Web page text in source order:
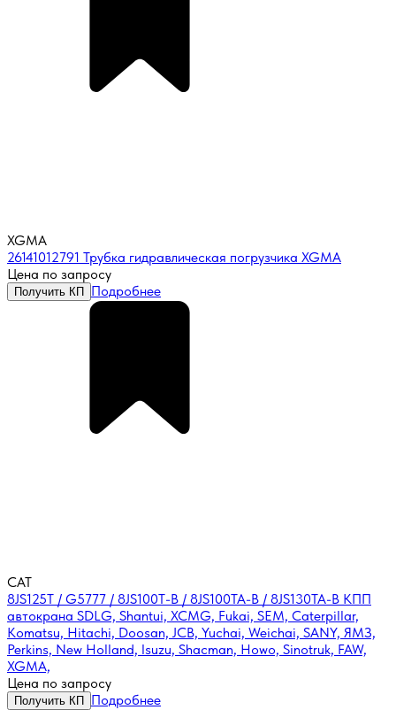
XGMA
26141012791 Трубка гидравлическая погрузчика XGMA
Цена по запросу
Получить КП Подробнее
CAT
8JS125T / G5777 / 8JS100T-B / 8JS100TA-B / 8JS130TA-B КПП
автокрана SDLG, Shantui, XCMG, Fukai, SEM, Caterpillar,
Komatsu, Hitachi, Doosan, JCB, Yuchai, Weichai, SANY, ЯМЗ,
Perkins, New Holland, Isuzu, Shacman, Howo, Sinotruk, FAW,
XGMA,
Цена по запросу
Получить КП Подробнее